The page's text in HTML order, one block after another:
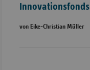
Innovationsfonds
von Eike-Christian Müller